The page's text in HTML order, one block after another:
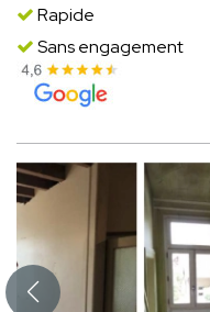
Rapide
Sans engagement